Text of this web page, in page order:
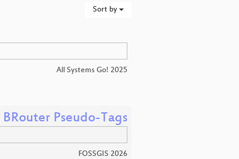
Sort by
All Systems Go! 2025
Pseudo-Tags
FOSSGIS 2026